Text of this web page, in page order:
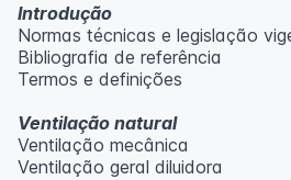
Introdução
Normas técnicas e legislação
Bibliografia de referência
Termos e definições
Ventilação natural
Ventilação mecânica
Ventilação geral diluidora